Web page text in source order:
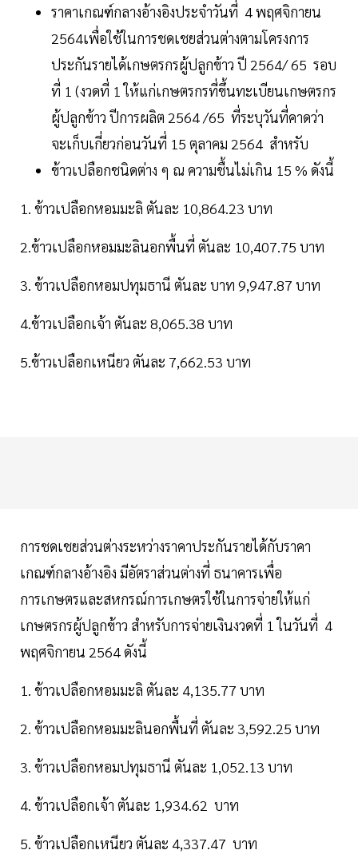
ราคาเกณฑ์กลางอ้างอิงประจำวันที่ 4 พฤศจิกายน
2564เพื่อใช้ในการชดเชยส่วนต่างตามโครงการ
ประกันรายได้เกษตรกรผู้ปลูกข้าว ปี 2564/ 65 รอบ
ที่ 1 (งวดที่ 1 ให้แก่เกษตรกรที่ขึ้นทะเบียนเกษตรกร
ผู้ปลูกข้าว ปีการผลิต 2564 /65 ที่ระบุวันที่คาดว่า
จะเก็บเกี่ยวก่อนวันที่ 15 ตุลาคม 2564 สำหรับ
ข้าวเปลือกชนิดต่าง ๆ ณ ความชื้นไม่เกิน 15 % ดังนี้
1. ข้าวเปลือกหอมมะลิ ตันละ 10,864.23 บาท
2.ข้าวเปลือกหอมมะลินอกพื้นที่ ตันละ 10,407.75 บาท
3. ข้าวเปลือกหอมปทุมธานี ตันละ บาท 9,947.87 บาท
4.ข้าวเปลือกเจ้า ตันละ 8,065.38 บาท
5.ข้าวเปลือกเหนียว ตันละ 7,662.53 บาท
การชดเชยส่วนต่างระหว่างราคาประกันรายได้กับราคา
เกณฑ์กลางอ้างอิง มีอัตราส่วนต่างที่ ธนาคารเพื่อ
การเกษตรและสหกรณ์การเกษตรใช้ในการจ่ายให้แก่
เกษตรกรผู้ปลูกข้าว สำหรับการจ่ายเงินงวดที่ 1 ในวันที่ 4
พฤศจิกายน 2564 ดังนี้
1. ข้าวเปลือกหอมมะลิ ตันละ 4,135.77 บาท
2. ข้าวเปลือกหอมมะลินอกพื้นที่ ตันละ 3,592.25 บาท
3. ข้าวเปลือกหอมปทุมธานี ตันละ 1,052.13 บาท
4. ข้าวเปลือกเจ้า ตันละ 1,934.62 บาท
5. ข้าวเปลือกเหนียว ตันละ 4,337.47 บาท